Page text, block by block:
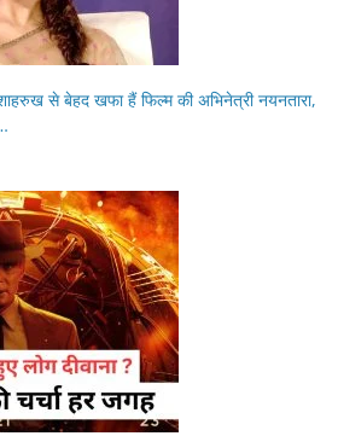
से बेहद खफा हैं फिल्म की अभिनेत्री नयनतारा,